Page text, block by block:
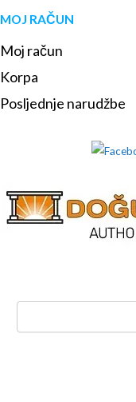
MOJ RAČUN
Moj račun
Korpa
Posljednje narudžbe